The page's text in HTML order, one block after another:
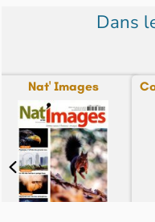
Dans
Nat' Images